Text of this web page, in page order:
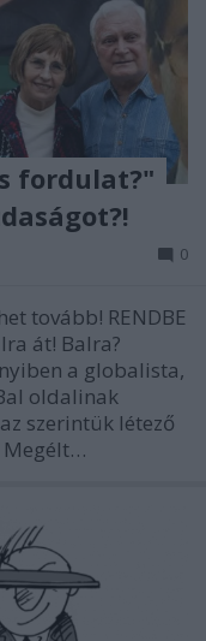
fordulat?"
0
tovább! RENDBE
át! Balra?
a globalista,
oldalinak
szerintük létező
Megélt…